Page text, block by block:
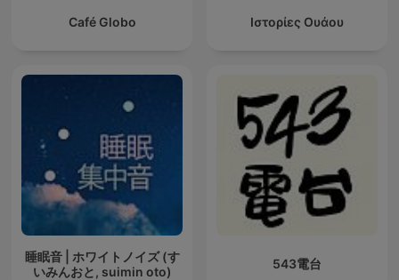
Café Globo Ιστορίες Ουάου
睡眠音 | ホワイトノイズ (す
いみんおと, suimin oto)
543電台